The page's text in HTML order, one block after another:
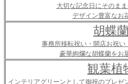
大切な記念日にそのま
デザイン豊富なお
胡蝶蘭
事務所移転祝い・開店お祝い
豪華絢爛な胡蝶蘭をお
観葉植
インテリアグリーンとして御祝のプレゼ